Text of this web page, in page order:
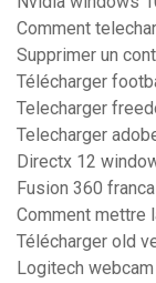
Comment
Supprimer un
Télécharger
Telecharger
Telecharger
Directx 12
Fusion 360
Comment mettre
Télécharger old
Logitech